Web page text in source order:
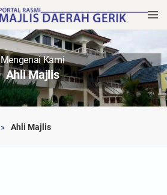
Mengenai Kami
Ahli Majlis
Ahli Majlis